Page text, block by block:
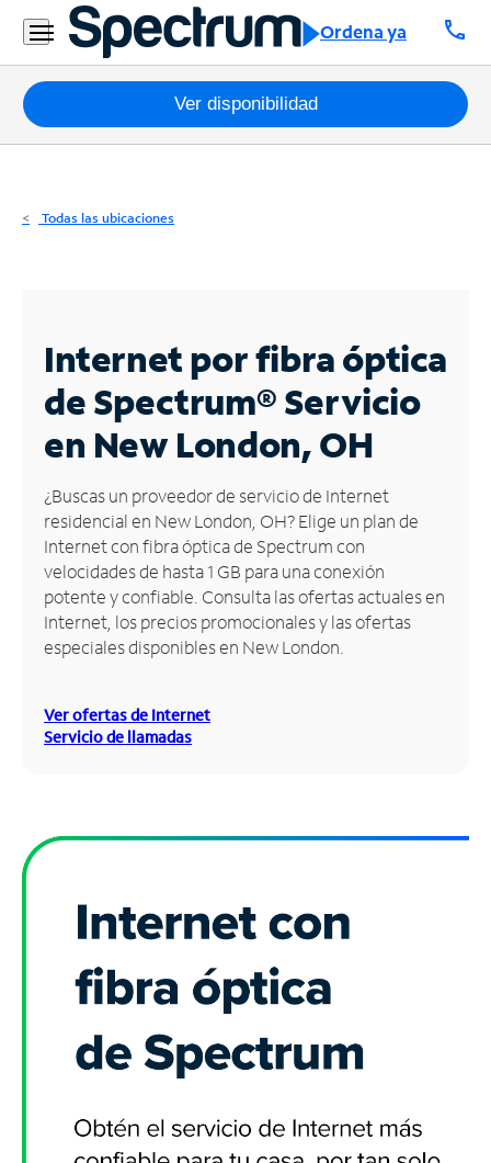
Ordena ya call
Residencial
Business
Paquetes
Internet
Business
Contáctanos
Inglés
Administrar
cuenta
Encuentra
una
tienda
Ver disponibilidad
Todas las ubicaciones
Internet por fibra óptica
de Spectrum®Servicio
en New London, OH
¿Buscas un proveedor de servicio de Internet
residencial en New London, OH? Elige un plan de
Internet con fibra óptica de Spectrum con
velocidades de hasta 1 GB para una conexión
potente y confiable. Consulta las ofertas actuales en
Internet, los precios promocionales y las ofertas
especiales disponibles en New London.
Ver ofertas de Internet
Servicio de llamadas